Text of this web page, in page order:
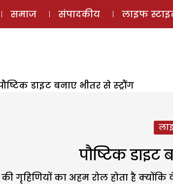
समाज संपादकीय लाइफ
डाइट बनाए भीतर से स्ट्रौंग
पौष्टिक डाइट
गृहिणियों का अहम रोल होता है